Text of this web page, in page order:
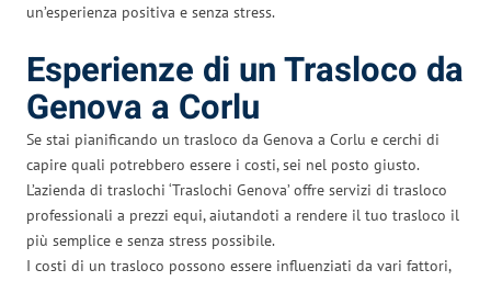
un’esperienza positiva e senza stress.
Esperienze di un Trasloco da
Genova a Corlu
Se stai pianificando un trasloco da Genova a Corlu e cerchi di
capire quali potrebbero essere i costi, sei nel posto giusto.
L’azienda di traslochi ‘Traslochi Genova’ offre servizi di trasloco
professionali a prezzi equi, aiutandoti a rendere il tuo trasloco il
più semplice e senza stress possibile.
I costi di un trasloco possono essere influenziati da vari fattori,